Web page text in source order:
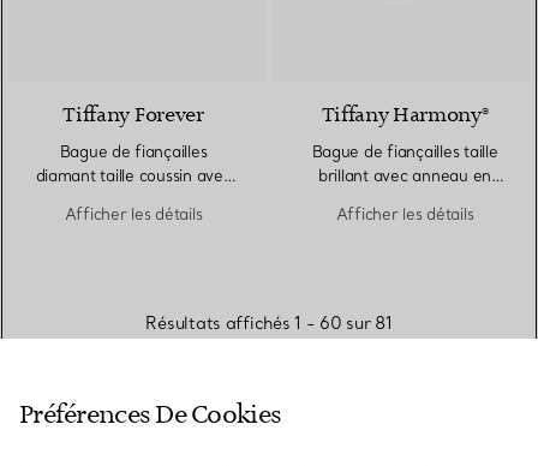
Tiffany Forever
Bague de fiançailles
diamant taille coussin avec
950 millièmes pavé de
Afficher les détails
Tiffany Harmony®
Bague de fiançailles taille
brillant avec anneau en
diamants
Afficher les détails
PLUS DE RÉSULTATS
Résultats affichés 1 - 60 sur 81
Préférences De Cookies